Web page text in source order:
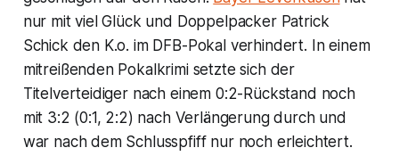
nur mit viel Glück und Doppelpacker Patrick
Schick den K.o. im DFB-Pokal verhindert. In einem
mitreißenden Pokalkrimi setzte sich der
Titelverteidiger nach einem 0:2-Rückstand noch
mit 3:2 (0:1, 2:2) nach Verlängerung durch und
war nach dem Schlusspfiff nur noch erleichtert.